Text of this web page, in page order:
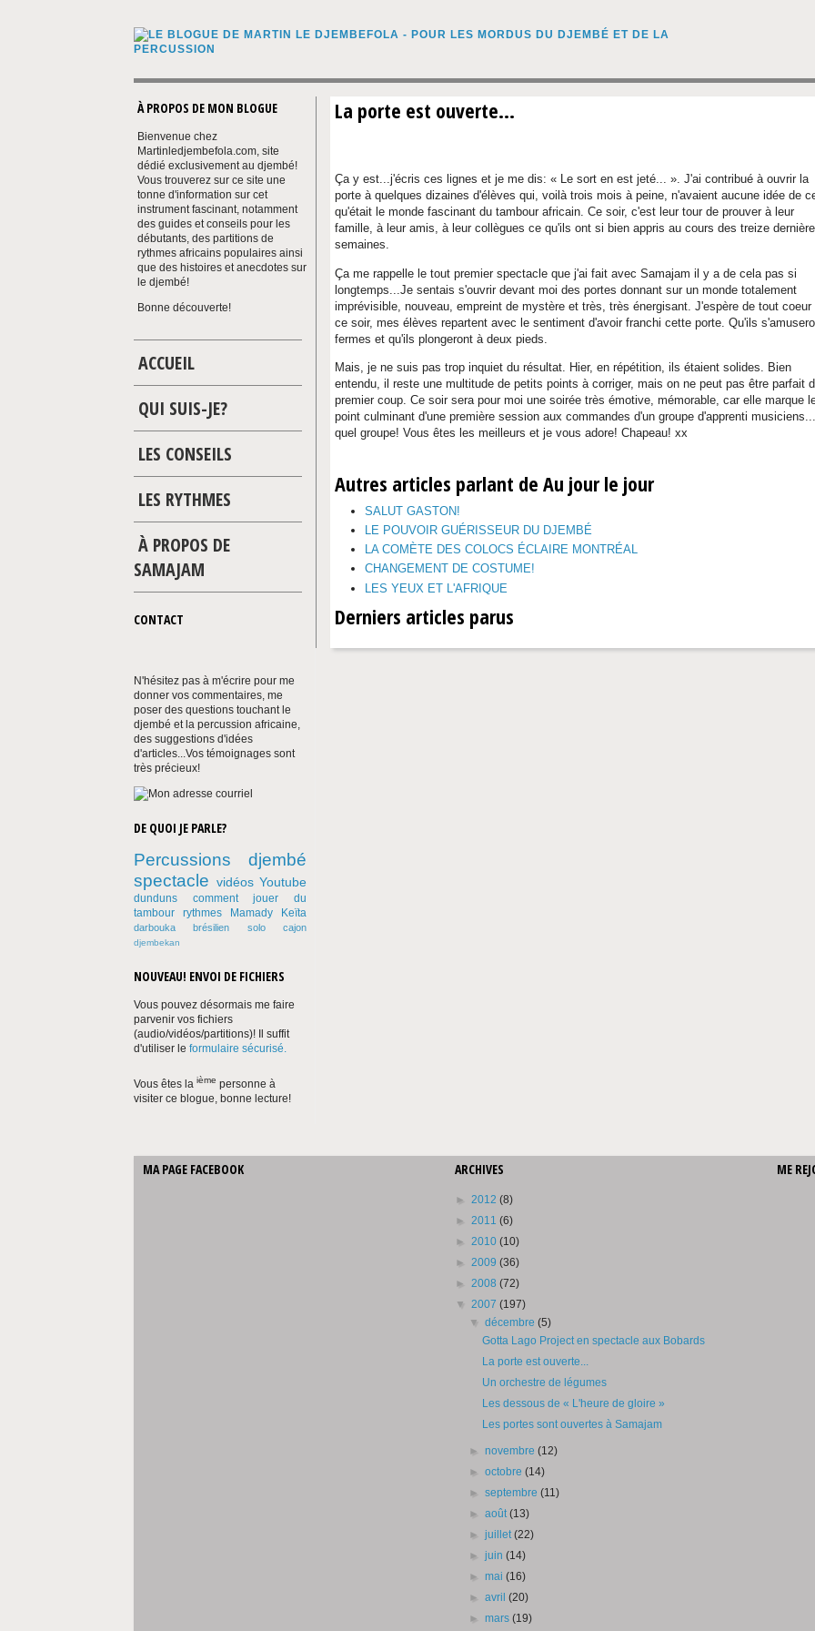
La porte est ouverte...
Ça y est...j'écris ces lignes et je me dis: « Le sort en est jeté... ». J'ai contribué à ouvrir la
porte à quelques dizaines d'élèves qui, voilà trois mois à peine, n'avaient aucune idée de
qu'était le monde fascinant du tambour africain. Ce soir, c'est leur tour de prouver à leur
famille, à leur amis, à leur collègues ce qu'ils ont si bien appris au cours des treize
semaines.
Ça me rappelle le tout premier spectacle que j'ai fait avec Samajam il y a de cela pas si
longtemps...Je sentais s'ouvrir devant moi des portes donnant sur un monde totalement
imprévisible, nouveau, empreint de mystère et très, très énergisant. J'espère de tout coeur
ce soir, mes élèves repartent avec le sentiment d'avoir franchi cette porte. Qu'ils
fermes et qu'ils plongeront à deux pieds.
Mais, je ne suis pas trop inquiet du résultat. Hier, en répétition, ils étaient solides. Bien
entendu, il reste une multitude de petits points à corriger, mais on ne peut pas être parfait
premier coup. Ce soir sera pour moi une soirée très émotive, mémorable, car elle marque
point culminant d'une première session aux commandes d'un groupe d'apprenti
quel groupe! Vous êtes les meilleurs et je vous adore! Chapeau! xx
Autres articles parlant de Au jour le jour
SALUT GASTON!
LE POUVOIR GUÉRISSEUR DU DJEMBÉ
LA COMÈTE DES COLOCS ÉCLAIRE MONTRÉAL
CHANGEMENT DE COSTUME!
LES YEUX ET L'AFRIQUE
Derniers articles parus
À PROPOS DE MON BLOGUE
Bienvenue chez
Martinledjembefola.com, site
dédié exclusivement au djembé!
Vous trouverez sur ce site une
tonne d'information sur cet
instrument fascinant, notamment
des guides et conseils pour les
débutants, des partitions de
rythmes africains populaires ainsi
que des histoires et anecdotes sur
le djembé!
Bonne découverte!
ACCUEIL
QUI SUIS-JE?
LES CONSEILS
LES RYTHMES
À PROPOS DE
SAMAJAM
CONTACT
N'hésitez pas à m'écrire pour me
donner vos commentaires, me
poser des questions touchant le
djembé et la percussion africaine,
des suggestions d'idées
d'articles...Vos témoignages sont
très précieux!
DE QUOI JE PARLE?
Percussions
djembé
spectacle vidéos Youtube
dunduns
comment jouer du
tambour
rythmes Mamady Keïta
darbouka brésilien solo cajon
djembekan
NOUVEAU! ENVOI DE FICHIERS
Vous pouvez désormais me faire
parvenir vos fichiers
(audio/vidéos/partitions)! Il suffit
d'utiliser le formulaire sécurisé.
Vous êtes la ième personne à
visiter ce blogue, bonne lecture!
MA PAGE FACEBOOK ARCHIVES
►2012(8)
►2011(6)
►2010(10)
►2009(36)
►2008(72)
▼2007(197)
▼ décembre (5)
Gotta Lago Project en spectacle aux Bobards
La porte est ouverte...
Un orchestre de légumes
Les dessous de « L'heure de gloire »
Les portes sont ouvertes à Samajam
► novembre (12)
► octobre (14)
► septembre (11)
► août(13)
► juillet(22)
► juin (14)
► mai (16)
► avril (20)
► mars (19)
ME